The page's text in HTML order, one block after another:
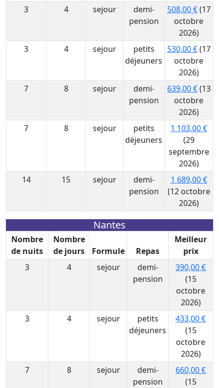
3
4 sejour
demi-
pension
508,00 €(17
octobre
2026)
3
4 sejour
petits
déjeuners
530,00 €(17
octobre
2026)
7
8 sejour
demi-
pension
639,00 €(13
octobre
2026)
7
8 sejour
petits
déjeuners
1 103,00 €
(29
septembre
2026)
14
15 sejour
demi-
pension
1 689,00 €
(12 octobre
2026)
Nantes
Nombre
de nuits
Nombre
de jours
Formule Repas
Meilleur
prix
3
4 sejour
demi-
pension
390,00 €
(15
octobre
2026)
3
4 sejour
petits
déjeuners
433,00 €
(15
octobre
2026)
7
8 sejour
demi-
pension
660,00 €
(15